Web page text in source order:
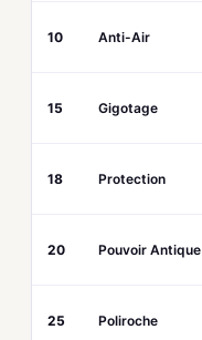
10 Anti-Air
15 Gigotage
18 Protection
20 Pouvoir Antique
25 Poliroche